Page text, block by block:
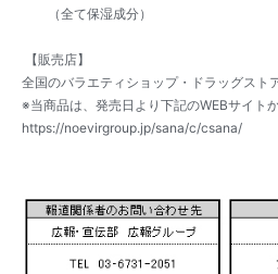
（全て保湿成分）
【販売店】
全国のバラエティショップ・ドラッグス
※当商品は、発売日より下記のWEBサイト
https://noevirgroup.jp/sana/c/csana/